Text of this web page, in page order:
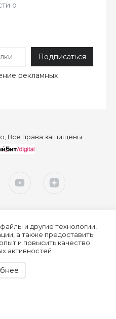
о
рекламных
Все права защищены
данных
и другие технологии,
а также предоставить
и повысить качество
активностей